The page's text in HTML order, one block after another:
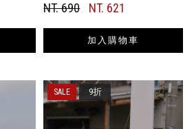
NT. 690 NT. 621
加入購物車
9折